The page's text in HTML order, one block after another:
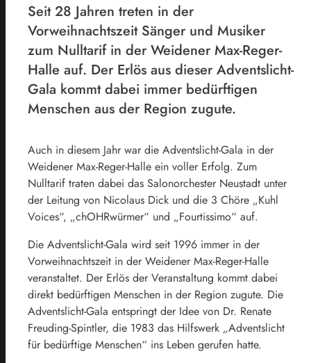
Seit 28 Jahren treten in der
Vorweihnachtszeit Sänger und Musiker
zum Nulltarif in der Weidener Max-Reger-
Halle auf. Der Erlös aus dieser Adventslicht-
Gala kommt dabei immer bedürftigen
Menschen aus der Region zugute.
Auch in diesem Jahr war die Adventslicht-Gala in der
Weidener Max-Reger-Halle ein voller Erfolg. Zum
Nulltarif traten dabei das Salonorchester Neustadt unter
der Leitung von Nicolaus Dick und die 3 Chöre „Kuhl
Voices“, „chOHRwürmer“ und „Fourtissimo“ auf.
Die Adventslicht-Gala wird seit 1996 immer in der
Vorweihnachtszeit in der Weidener Max-Reger-Halle
veranstaltet. Der Erlös der Veranstaltung kommt dabei
direkt bedürftigen Menschen in der Region zugute. Die
Adventslicht-Gala entspringt der Idee von Dr. Renate
Freuding-Spintler, die 1983 das Hilfswerk „Adventslicht
für bedürftige Menschen“ ins Leben gerufen hatte.